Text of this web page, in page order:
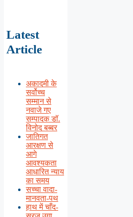
Latest
Article
अकादमी के
सर्वोच्च
सम्मान से
नवाजे गए
सम्पादक डॉ.
विनोद बब्बर
जातिगत
आरक्षण से
आगे
आवश्यकता
आधारित न्याय
का समय
सच्चा वादा-
मानवता-पथ
हाथ में चाँद-